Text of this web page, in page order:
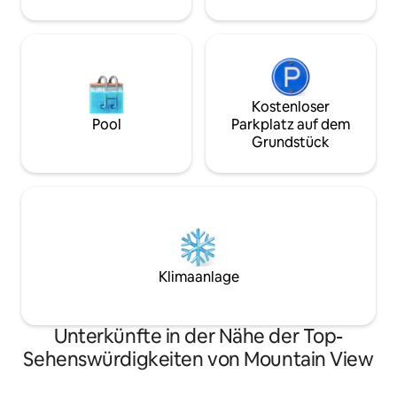
Zubereitung leichter Mahlzeiten
Pool
Kostenloser
Parkplatz auf dem
Grundstück
Klimaanlage
Unterkünfte in der Nähe der Top-
Sehenswürdigkeiten von Mountain View